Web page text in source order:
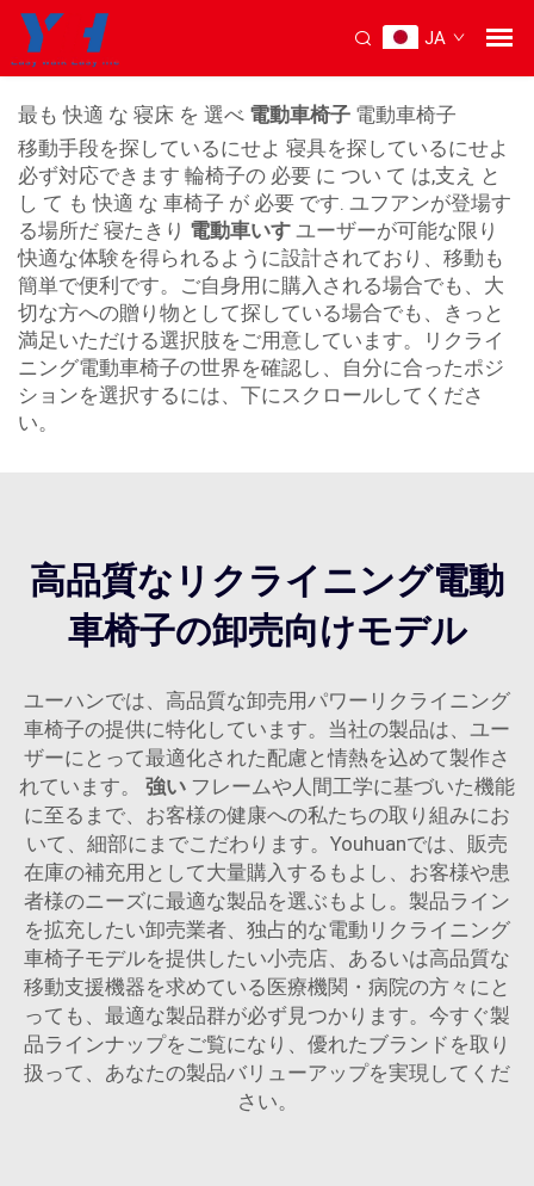
JA
リクライニング車いす 電動
最も 快適 な 寝床 を 選べ 電動車椅子 電動車椅子
移動手段を探しているにせよ 寝具を探しているにせよ
必ず対応できます 輪椅子の 必要 に つい て は,支え と
し て も 快適 な 車椅子 が 必要 です. ユフアンが登場す
る場所だ 寝たきり 電動車いす ユーザーが可能な限り
快適な体験を得られるように設計されており、移動も
簡単で便利です。ご自身用に購入される場合でも、大
切な方への贈り物として探している場合でも、きっと
満足いただける選択肢をご用意しています。リクライ
ニング電動車椅子の世界を確認し、自分に合ったポジ
ションを選択するには、下にスクロールしてくださ
い。
高品質なリクライニング電動
車椅子の卸売向けモデル
ユーハンでは、高品質な卸売用パワーリクライニング
車椅子の提供に特化しています。当社の製品は、ユー
ザーにとって最適化された配慮と情熱を込めて製作さ
れています。 強い フレームや人間工学に基づいた機能
に至るまで、お客様の健康への私たちの取り組みにお
いて、細部にまでこだわります。Youhuanでは、販売
在庫の補充用として大量購入するもよし、お客様や患
者様のニーズに最適な製品を選ぶもよし。製品ライン
を拡充したい卸売業者、独占的な電動リクライニング
車椅子モデルを提供したい小売店、あるいは高品質な
移動支援機器を求めている医療機関・病院の方々にと
っても、最適な製品群が必ず見つかります。今すぐ製
品ラインナップをご覧になり、優れたブランドを取り
扱って、あなたの製品バリューアップを実現してくだ
さい。